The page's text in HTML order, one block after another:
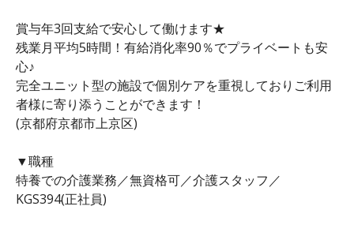
賞与年3回支給で安心して働けます★
残業月平均5時間！有給消化率90％でプライベートも安
心♪
完全ユニット型の施設で個別ケアを重視しておりご利用
者様に寄り添うことができます！
(京都府京都市上京区)
▼職種
特養での介護業務／無資格可／介護スタッフ／
KGS394(正社員)